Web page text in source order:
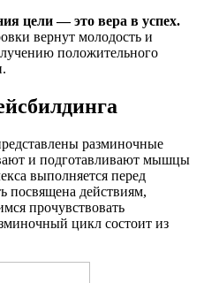
цели — это вера в успех.
вернут молодость и
положительного
разминочные
и подготавливают мышцы
выполняется перед
посвящена действиям,
прочувствовать
цикл состоит из